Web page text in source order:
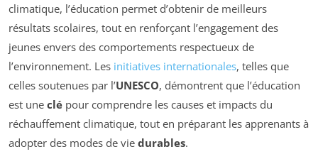
climatique, l’éducation permet d’obtenir de meilleurs
résultats scolaires, tout en renforçant l’engagement des
jeunes envers des comportements respectueux de
l’environnement. Les initiatives internationales, telles que
celles soutenues par l’UNESCO, démontrent que l’éducation
est une clé pour comprendre les causes et impacts du
réchauffement climatique, tout en préparant les apprenants à
adopter des modes de vie durables.